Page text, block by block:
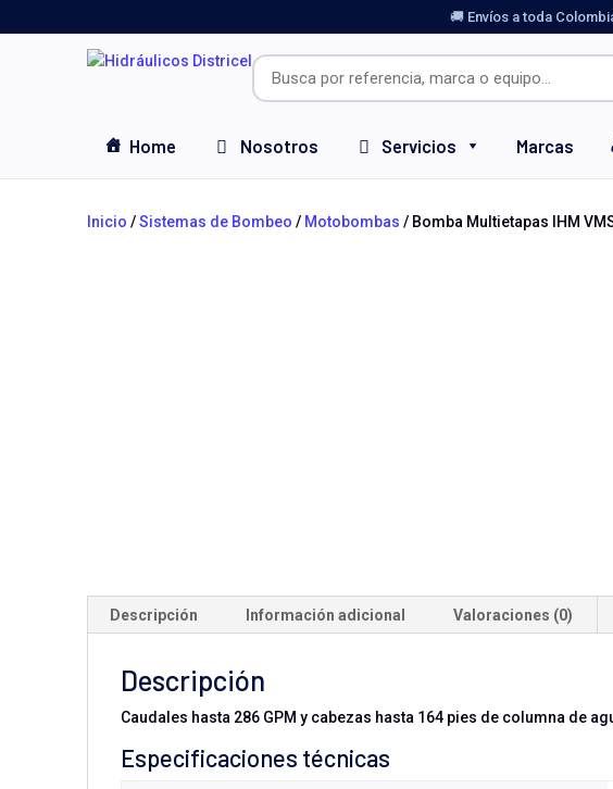
🚚 Envíos a toda
Home Nosotros Servicios Marcas
Inicio /Sistemas de Bombeo / Motobombas / Bomba Multietapas IHM
Descripción Información adicional Valoraciones (0)
Descripción
Caudales hasta 286 GPM y cabezas hasta 164 pies de columna de
Especificaciones técnicas